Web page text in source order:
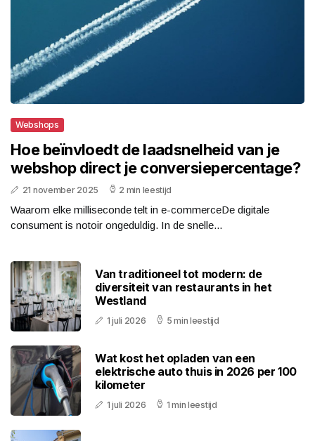
Webshops
Hoe beïnvloedt de laadsnelheid van je
webshop direct je conversiepercentage?
21 november 2025 2 min leestijd
Waarom elke milliseconde telt in e-commerceDe digitale
consument is notoir ongeduldig. In de snelle...
Van traditioneel tot modern: de
diversiteit van restaurants in het
Westland
1 juli 2026 5 min leestijd
Wat kost het opladen van een
elektrische auto thuis in 2026 per 100
kilometer
1 juli 2026 1 min leestijd